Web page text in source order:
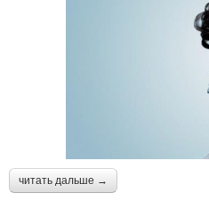
читать дальше →